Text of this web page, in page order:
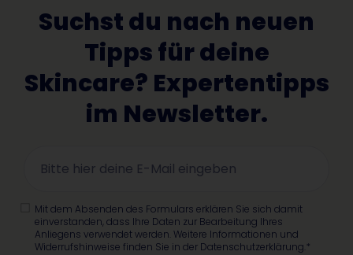
Suchst du nach neuen
Tipps für deine
Skincare? Expertentipps
im Newsletter.
Mit dem Absenden des Formulars erklären Sie sich damit
einverstanden, dass Ihre Daten zur Bearbeitung Ihres
Anliegens verwendet werden. Weitere Informationen und
Widerrufshinweise finden Sie in der Datenschutzerklärung.*